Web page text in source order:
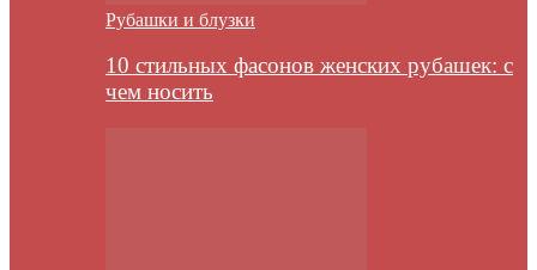
Рубашки и блузки
10 стильных фасонов женских рубашек: с
чем носить